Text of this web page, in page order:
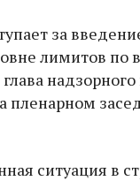
за
лимитов по
пленарном
ситуация в